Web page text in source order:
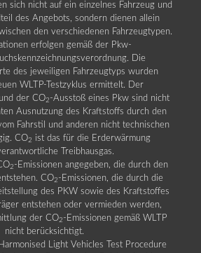
sich nicht auf ein einzelnes Fahrzeug und
des Angebots, sondern dienen allein
den verschiedenen Fahrzeugtypen.
erfolgen gemäß der Pkw-
Die
des jeweiligen Fahrzeugtyps wurden
WLTP-Testzyklus ermittelt. Der
der CO2 -Ausstoß eines Pkw sind nicht
Ausnutzung des Kraftstoffs durch den
Fahrstil und anderen nicht technischen
CO2 ist das für die Erderwärmung
Treibhausgas.
2 -Emissionen angegeben, die durch den
CO2 -Emissionen, die durch die
des PKW sowie des Kraftstoffes
entstehen oder vermieden werden,
der CO2 -Emissionen gemäß WLTP
nicht berücksichtigt.
Light Vehicles Test Procedure